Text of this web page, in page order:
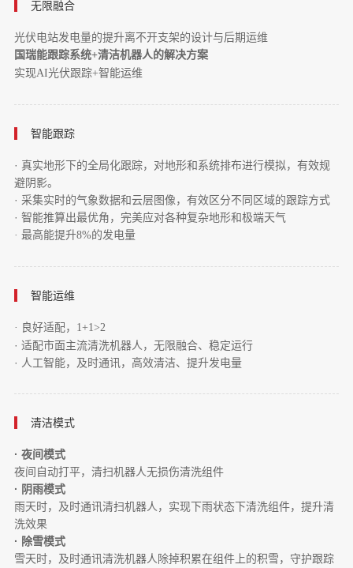
无限融合
光伏电站发电量的提升离不开支架的设计与后期运维
国瑞能跟踪系统+清洁机器人的解决方案
实现AI光伏跟踪+智能运维
智能跟踪
· 真实地形下的全局化跟踪，对地形和系统排布进行模拟，有效规
避阴影。
· 采集实时的气象数据和云层图像，有效区分不同区域的跟踪方式
· 智能推算出最优角，完美应对各种复杂地形和极端天气
· 最高能提升8%的发电量
智能运维
· 良好适配， 1+1>2
· 适配市面主流清洗机器人，无限融合、稳定运行
· 人工智能，及时通讯，高效清洁、提升发电量
清洁模式
· 夜间模式
夜间自动打平，清扫机器人无损伤清洗组件
· 阴雨模式
雨天时，及时通讯清扫机器人，实现下雨状态下清洗组件，提升清
洗效果
· 除雪模式
雪天时，及时通讯清洗机器人除掉积累在组件上的积雪，守护跟踪